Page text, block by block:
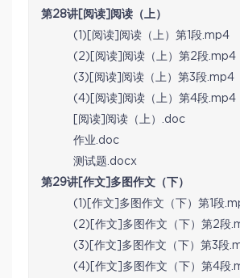
第28讲[阅读]阅读（上）
(1)[阅读]阅读（上）第1段.mp4
(2)[阅读]阅读（上）第2段.mp4
(3)[阅读]阅读（上）第3段.mp4
(4)[阅读]阅读（上）第4段.mp4
[阅读]阅读（上）.doc
作业.doc
测试题.docx
第29讲[作文]多图作文（下）
(1)[作文]多图作文（下）第1段
(2)[作文]多图作文（下）第2段
(3)[作文]多图作文（下）第3段
(4)[作文]多图作文（下）第4段